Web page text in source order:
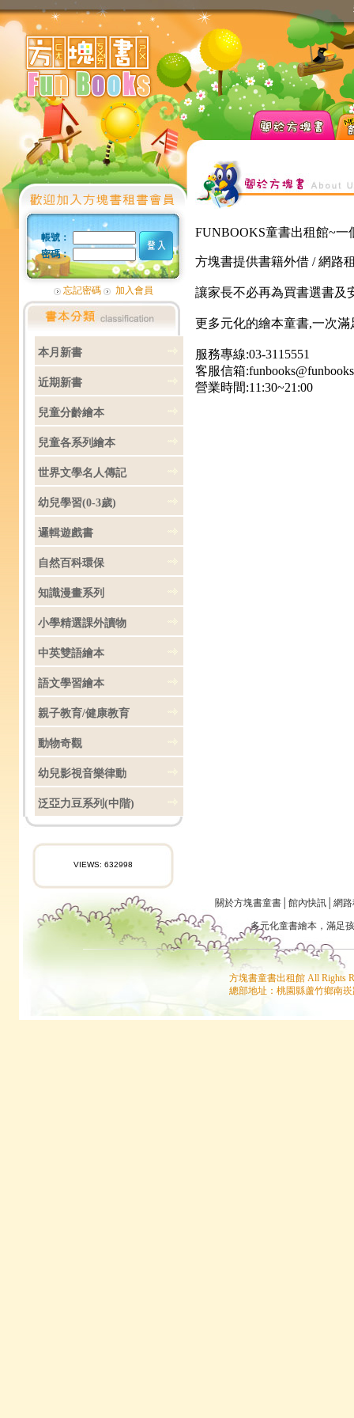
帳號：
密碼：
忘記密碼 加入會員
本月新書
近期新書
兒童分齡繪本
兒童各系列繪本
世界文學名人傳記
幼兒學習(0-3歲)
邏輯遊戲書
自然百科環保
知識漫畫系列
小學精選課外讀物
中英雙語繪本
語文學習繪本
親子教育/健康教育
動物奇觀
幼兒影視音樂律動
泛亞力豆系列(中階)
VIEWS: 632998
FUNBOOKS童書出租館~
方塊書提供書籍外借 / 網路
讓家長不必再為買書選書
更多元化的繪本童書,一次
服務專線:03-3115551
客服信箱
營業時間:11:30~21:00
關於方塊書童書 館內快訊 網
多元化童書繪本 ，滿足
方塊書童書出租館 All Rights
總部地址：桃園縣蘆竹鄉南